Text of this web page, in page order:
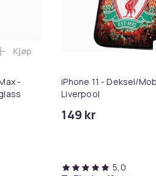
-
Legg 2-pakning - iPhone 12
Kjøp
iPhone 11 - Deksel/
Liverpool
149 kr
5,0